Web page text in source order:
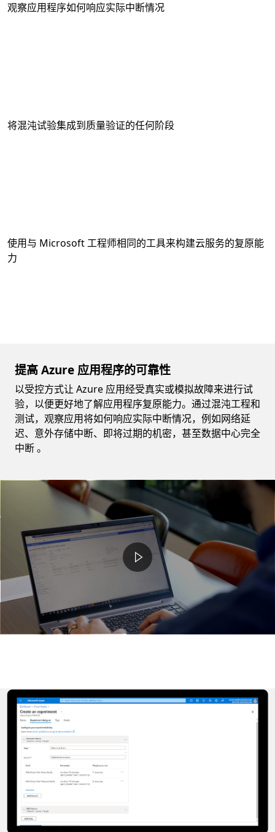
观察应用程序如何响应实际中断情况
将混沌试验集成到质量验证的任何阶段
使用与 Microsoft 工程师相同的工具来构建云服务的复原能
力
提高 Azure 应用程序的可靠性
以受控方式让 Azure 应用经受真实或模拟故障来进行试
验，以便更好地了解应用程序复原能力。通过混沌工程和
测试，观察应用将如何响应实际中断情况，例如网络延
迟、意外存储中断、即将过期的机密，甚至数据中心完全
中断 。
Video container